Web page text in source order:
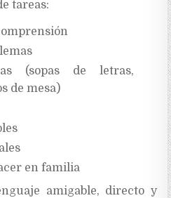
tareas:
(sopas de letras,
de mesa)
en familia
amigable, directo y